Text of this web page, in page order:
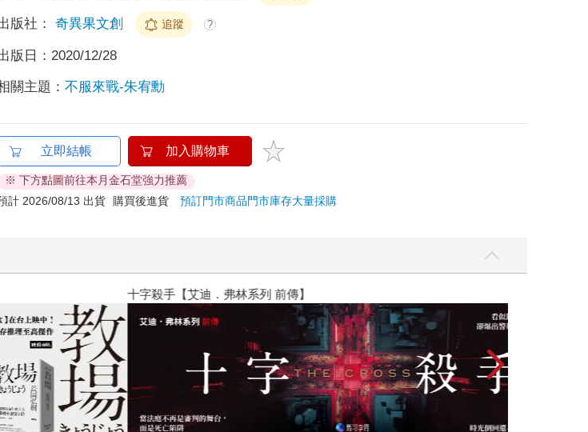
版社： 奇異果文創 追蹤 ?
版日： 2020/12/28
關主題：不服來戰-朱宥勳
立即結帳 加入購物車
※ 下方點圖前往本月金石堂強力推薦
計 2026/08/13 出貨
購買後進貨預訂門市商品門市庫存大量採購
十字殺手【艾迪．弗林系列 前傳】